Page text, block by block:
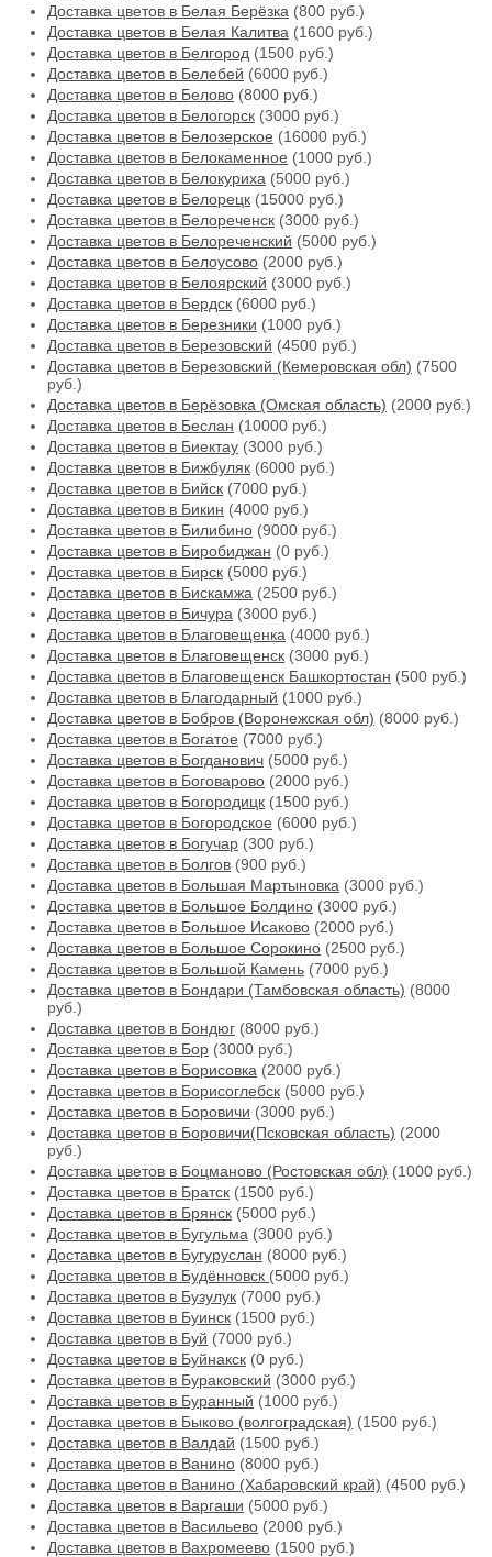
Доставка цветов в Белая Берёзка (800 руб.)
Доставка цветов в Белая Калитва (1600 руб.)
Доставка цветов в Белгород (1500 руб.)
Доставка цветов в Белебей (6000 руб.)
Доставка цветов в Белово (8000 руб.)
Доставка цветов в Белогорск (3000 руб.)
Доставка цветов в Белозерское (16000 руб.)
Доставка цветов в Белокаменное (1000 руб.)
Доставка цветов в Белокуриха (5000 руб.)
Доставка цветов в Белорецк (15000 руб.)
Доставка цветов в Белореченск (3000 руб.)
Доставка цветов в Белореченский (5000 руб.)
Доставка цветов в Белоусово (2000 руб.)
Доставка цветов в Белоярский (3000 руб.)
Доставка цветов в Бердск (6000 руб.)
Доставка цветов в Березники (1000 руб.)
Доставка цветов в Березовский (4500 руб.)
Доставка цветов в Березовский (Кемеровская обл) (7500
руб.)
Доставка цветов в Берёзовка (Омская область) (2000 руб.)
Доставка цветов в Беслан (10000 руб.)
Доставка цветов в Биектау (3000 руб.)
Доставка цветов в Бижбуляк (6000 руб.)
Доставка цветов в Бийск (7000 руб.)
Доставка цветов в Бикин (4000 руб.)
Доставка цветов в Билибино (9000 руб.)
Доставка цветов в Биробиджан (0 руб.)
Доставка цветов в Бирск (5000 руб.)
Доставка цветов в Бискамжа (2500 руб.)
Доставка цветов в Бичура (3000 руб.)
Доставка цветов в Благовещенка (4000 руб.)
Доставка цветов в Благовещенск (3000 руб.)
Доставка цветов в Благовещенск Башкортостан (500 руб.)
Доставка цветов в Благодарный (1000 руб.)
Доставка цветов в Бобров (Воронежская обл) (8000 руб.)
Доставка цветов в Богатое (7000 руб.)
Доставка цветов в Богданович (5000 руб.)
Доставка цветов в Боговарово (2000 руб.)
Доставка цветов в Богородицк (1500 руб.)
Доставка цветов в Богородское (6000 руб.)
Доставка цветов в Богучар (300 руб.)
Доставка цветов в Болгов (900 руб.)
Доставка цветов в Большая Мартыновка (3000 руб.)
Доставка цветов в Большое Болдино (3000 руб.)
Доставка цветов в Большое Исаково (2000 руб.)
Доставка цветов в Большое Сорокино (2500 руб.)
Доставка цветов в Большой Камень (7000 руб.)
Доставка цветов в Бондари (Тамбовская область) (8000
руб.)
Доставка цветов в Бондюг (8000 руб.)
Доставка цветов в Бор (3000 руб.)
Доставка цветов в Борисовка (2000 руб.)
Доставка цветов в Борисоглебск (5000 руб.)
Доставка цветов в Боровичи (3000 руб.)
Доставка цветов в Боровичи(Псковская область) (2000
руб.)
Доставка цветов в Боцманово (Ростовская обл) (1000 руб.)
Доставка цветов в Братск (1500 руб.)
Доставка цветов в Брянск (5000 руб.)
Доставка цветов в Бугульма (3000 руб.)
Доставка цветов в Бугуруслан (8000 руб.)
Доставка цветов в Будённовск (5000 руб.)
Доставка цветов в Бузулук (7000 руб.)
Доставка цветов в Буинск (1500 руб.)
Доставка цветов в Буй (7000 руб.)
Доставка цветов в Буйнакск (0 руб.)
Доставка цветов в Бураковский (3000 руб.)
Доставка цветов в Буранный (1000 руб.)
Доставка цветов в Быково (волгоградская) (1500 руб.)
Доставка цветов в Валдай (1500 руб.)
Доставка цветов в Ванино (8000 руб.)
Доставка цветов в Ванино (Хабаровский край) (4500 руб.)
Доставка цветов в Варгаши (5000 руб.)
Доставка цветов в Васильево (2000 руб.)
Доставка цветов в Вахромеево (1500 руб.)